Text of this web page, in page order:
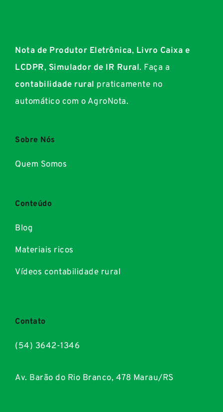
Nota de Produtor Eletrônica, Livro Caixa e
LCDPR, Simulador de IR Rural. Faça a
contabilidade rural praticamente no
automático com o AgroNota.
Sobre Nós
Quem Somos
Conteúdo
Blog
Materiais ricos
Vídeos contabilidade rural
Contato
(54) 3642-1346
Av. Barão do Rio Branco, 478 Marau/RS